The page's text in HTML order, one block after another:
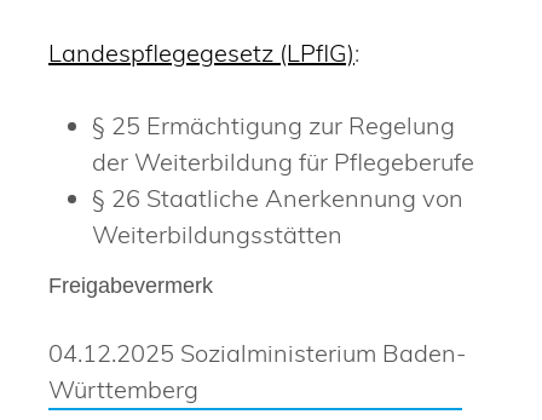
Landespflegegesetz (LPflG):
§ 25 Ermächtigung zur Regelung
der Weiterbildung für Pflegeberufe
§ 26 Staatliche Anerkennung von
Weiterbildungsstätten
Freigabevermerk
04.12.2025 Sozialministerium Baden-
Württemberg